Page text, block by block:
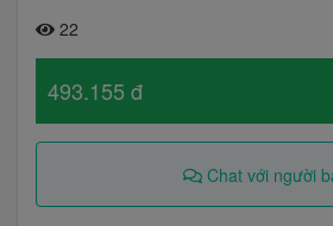
22
493.155 đ
Chat với người